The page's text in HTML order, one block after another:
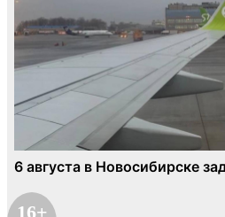
16+